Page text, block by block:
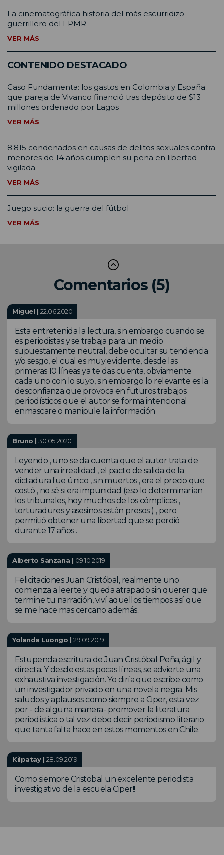
La cinematográfica historia del más escurridizo
guerrillero del FPMR
VER MÁS
CONTENIDO DESTACADO
Caso Fundamenta: los gastos en Colombia y España
que pareja de Vivanco financió tras depósito de $13
millones ordenado por Lagos
VER MÁS
8.815 condenados en causas de delitos sexuales contra
menores de 14 años cumplen su pena en libertad
vigilada
VER MÁS
Juego sucio: la guerra del fútbol
VER MÁS
Comentarios (5)
Miguel | 22.06.2020
Esta entretenida la lectura, sin embargo cuando se
es periodistas y se trabaja para un medio
supuestamente neutral, debe ocultar su tendencia
y/o sesgo, el cual es muy evidente, desde las
primeras 10 líneas ya te das cuenta, obviamente
cada uno con lo suyo, sin embargo lo relevante es la
desconfianza que provoca en futuros trabajos
periodísticos que el autor se forma intencional
enmascare o manipule la información
Bruno |30.05.2020
Leyendo , uno se da cuenta que el autor trata de
vender una irrealidad , el pacto de salida de la
dictadura fue único , sin muertos , era el precio que
costó , no sé si era impunidad (eso lo determinarían
los tribunales, hoy muchos de los cómplices ,
torturadures y asesinos están presos ) , pero
permitió obtener una libertad que se perdió
durante 17 años .
Alberto Sanzana | 09.10.2019
Felicitaciones Juan Cristóbal, realmente uno
comienza a leerte y queda atrapado sin querer que
termine tu narración, viví aquellos tiempos así que
se me hace mas cercano además..
Yolanda Luongo |29.09.2019
Estupenda escritura de Juan Cristóbal Peña, ágil y
directa. Y desde estas pocas líneas, se advierte una
exhaustiva investigación. Yo diría que escribe como
un investigador privado en una novela negra. Mis
saludos y aplausos como siempre a Ciper, esta vez
por - de alguna manera- promover la literatura
periodística o tal vez debo decir periodismo literario
que tanta falta hace en estos momentos en Chile.
Kilpatay | 28.09.2019
Como siempre Cristobal un excelente periodista
investigativo de la escuela Ciper!!